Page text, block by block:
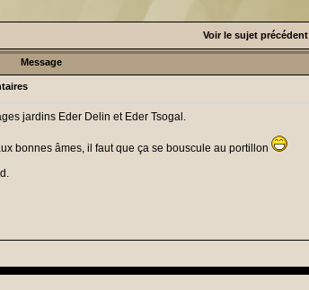
Voir le sujet précédent
Message
jardins Eder Delin et Eder Tsogal.
bonnes âmes, il faut que ça se bouscule au portillon